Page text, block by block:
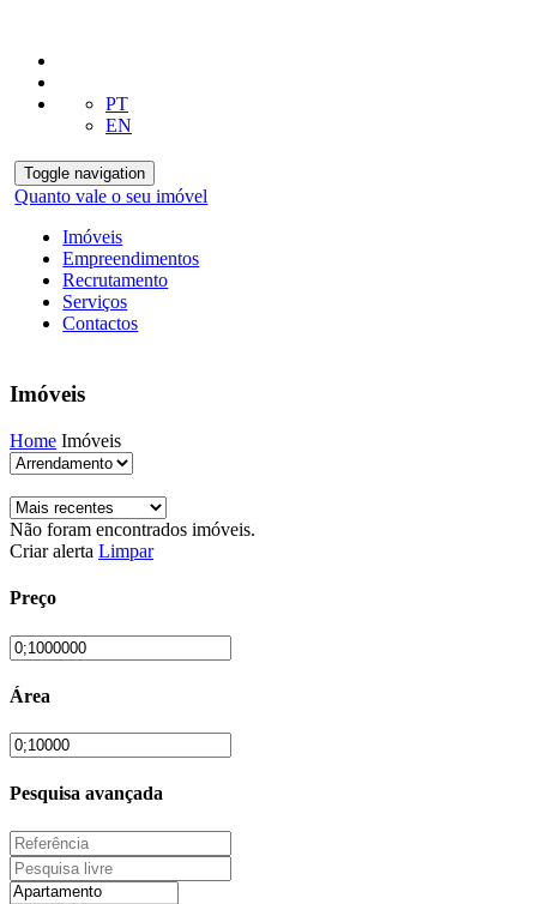
PT
EN
Toggle navigation
Quanto vale o seu imóvel
Imóveis
Empreendimentos
Recrutamento
Serviços
Contactos
Imóveis
Home Imóveis
Não foram encontrados imóveis.
Criar alerta Limpar
Preço
Área
Pesquisa avançada